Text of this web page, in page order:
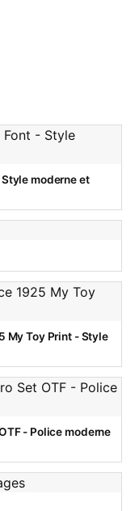
moderne et
My Toy Print - Style
- Police moderne